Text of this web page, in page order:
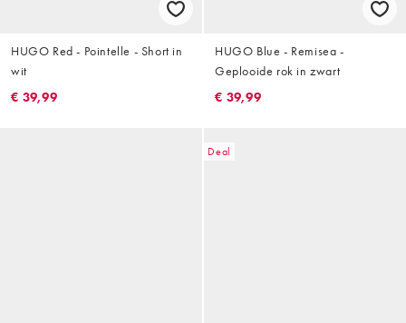
HUGO Red - Pointelle - Short in
wit
€ 39,99
HUGO Blue - Remisea -
Geplooide rok in zwart
€ 39,99
Deal